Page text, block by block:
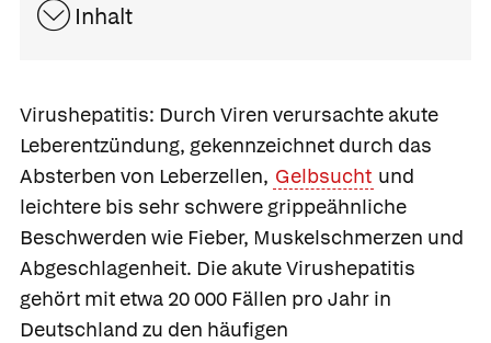
Inhalt
Virushepatitis: Durch Viren verursachte akute
Leberentzündung, gekennzeichnet durch das
Absterben von Leberzellen, Gelbsucht und
leichtere bis sehr schwere grippeähnliche
Beschwerden wie Fieber, Muskelschmerzen und
Abgeschlagenheit. Die akute Virushepatitis
gehört mit etwa 20 000 Fällen pro Jahr in
Deutschland zu den häufigen